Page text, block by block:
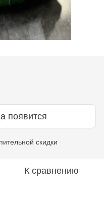
появится
скидки
К сравнению